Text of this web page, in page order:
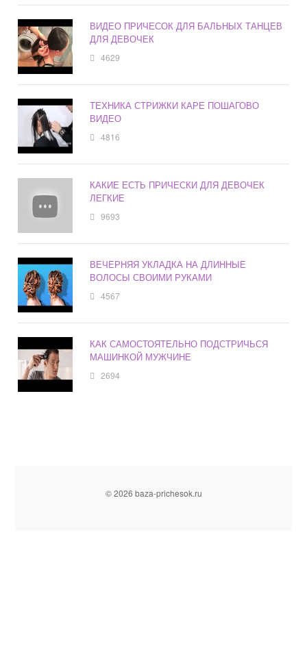
ВИДЕО ПРИЧЕСОК ДЛЯ БАЛЬНЫХ ТАНЦЕВ
ДЛЯ ДЕВОЧЕК
4629
ТЕХНИКА СТРИЖКИ КАРЕ ПОШАГОВО
ВИДЕО
4816
КАКИЕ ЕСТЬ ПРИЧЕСКИ ДЛЯ ДЕВОЧЕК
ЛЕГКИЕ
9693
ВЕЧЕРНЯЯ УКЛАДКА НА ДЛИННЫЕ
ВОЛОСЫ СВОИМИ РУКАМИ
4567
КАК САМОСТОЯТЕЛЬНО ПОДСТРИЧЬСЯ
МАШИНКОЙ МУЖЧИНЕ
2694
© 2026 baza-prichesok.ru